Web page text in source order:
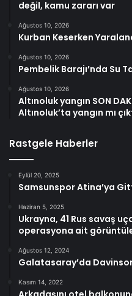
değil, kamu zararı var
Ağustos 10, 2026
Kurban Keserken
Ağustos 10, 2026
Pembelik Barajı’nda Su
Ağustos 10, 2026
Altınoluk yangın SON
Altınoluk’ta yangın mı
Rastgele Haberler
Eylül 20, 2025
Samsunspor Atina’ya
Haziran 5, 2025
Ukrayna, 41 Rus savaş
operasyona ait
Ağustos 12, 2024
Galatasaray’da
Kasım 14, 2022